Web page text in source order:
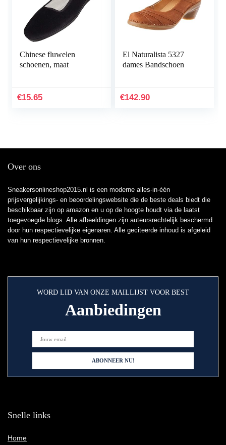
Chinese fluwelen
schoenen, maat
€15.65
El Naturalista 5327
dames Bandschoen
€142.90
Over ons
Sneakersonlineshop2015.nl is een moderne alles-in-één
prijsvergelijkings- en beoordelingswebsite die de beste deals biedt die
beschikbaar zijn op amazon en u op de hoogte houdt via de laatst
toegevoegde blogs. Alle afbeeldingen zijn auteursrechtelijk beschermd
door hun respectievelijke eigenaren. Alle geciteerde inhoud is afgeleid
van hun respectievelijke bronnen.
WORD LID VAN ONZE MAILLIJST VOOR BEST
Aanbiedingen
Snelle links
Home